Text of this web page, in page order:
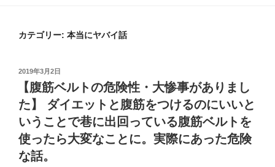
カテゴリー: 本当にヤバイ話
投
稿
日:
2019年3月2日
【腹筋ベルトの危険性・大惨事がありまし
た】 ダイエットと腹筋をつけるのにいいと
いうことで巷に出回っている腹筋ベルトを
使ったら大変なことに。実際にあった危険
な話。